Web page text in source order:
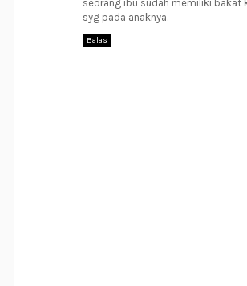
seorang ibu sudah memiliki bakat
syg pada anaknya.
Balas